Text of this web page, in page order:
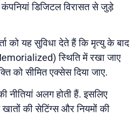
डिजिटल विरासत से जुड़े
को यह सुविधा देते हैं कि मृत्यु के बाद
स्थिति में रखा जाए
को सीमित एक्सेस दिया जाए.
नीतियां अलग होती हैं. इसलिए
की सेटिंग्स और नियमों की